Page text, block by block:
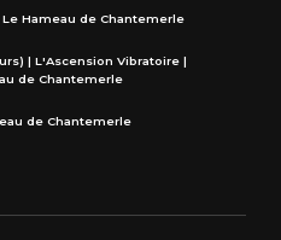
Le Hameau de Chantemerle
| L'Ascension Vibratoire |
de Chantemerle
de Chantemerle